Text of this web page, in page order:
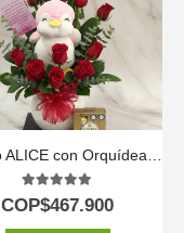
5.00out of 5
COP$467.900